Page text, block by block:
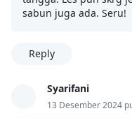
sabun juga ada. Seru!
Reply
Syarifani
13 Desember 2024